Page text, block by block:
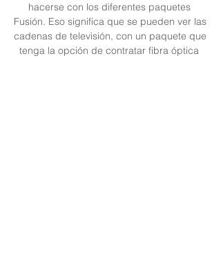
hacerse con los diferentes paquetes
Fusión. Eso significa que se pueden ver las
cadenas de televisión, con un paquete que
tenga la opción de contratar fibra óptica